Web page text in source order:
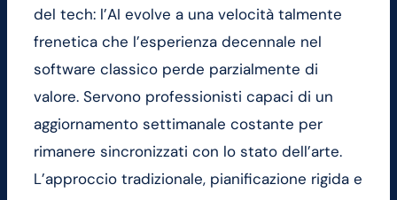
del tech: l’AI evolve a una velocità talmente
frenetica che l’esperienza decennale nel
software classico perde parzialmente di
valore. Servono professionisti capaci di un
aggiornamento settimanale costante per
rimanere sincronizzati con lo stato dell’arte.
L’approccio tradizionale, pianificazione rigida e